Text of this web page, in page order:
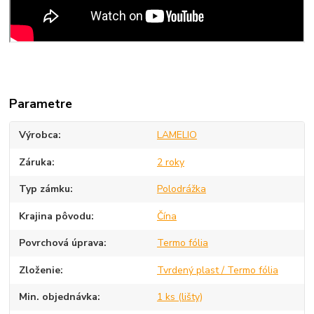
Parametre
Výrobca LAMELIO
Záruka 2 roky
Typ zámku Polodrážka
Krajina pôvodu Čína
Povrchová úprava Termo fólia
Zloženie Tvrdený plast / Termo fólia
Min. objednávka 1 ks (lišty)